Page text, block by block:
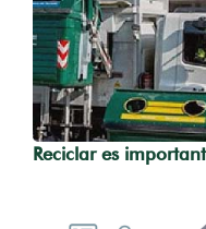
Reciclar es